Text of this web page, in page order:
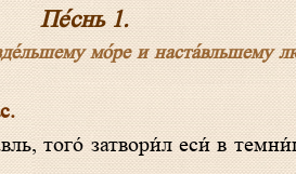
Пе́снь 1.
мо́ре и наста́вльшему